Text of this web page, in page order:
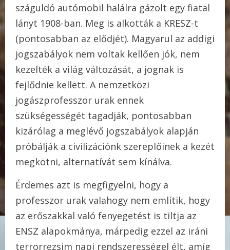
száguldó autómobil halálra gázolt egy fiatal
lányt 1908-ban. Meg is alkották a KRESZ-t
(pontosabban az elődjét). Magyarul az addigi
jogszabályok nem voltak kellően jók, nem
kezelték a világ változását, a jognak is
fejlődnie kellett. A nemzetközi
jogászprofesszor urak ennek
szükségességét tagadják, pontosabban
kizárólag a meglévő jogszabályok alapján
próbálják a civilizációnk szereplőinek a kezét
megkötni, alternatívát sem kínálva.
Érdemes azt is megfigyelni, hogy a
professzor urak valahogy nem említik, hogy
az erőszakkal való fenyegetést is tiltja az
ENSZ alapokmánya, márpedig ezzel az iráni
terrorrezsim napi rendszerességel élt, amíg